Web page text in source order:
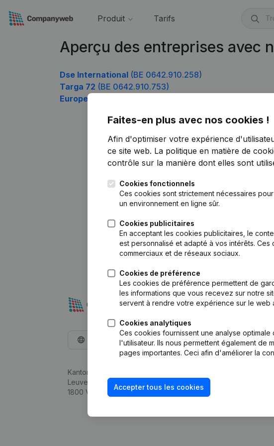
Produit Tarifs
Aperçu des entreprises avec
Dse International (BE 0642.910.258)
Targa 72 (BE 0642.910.753)
European Transportation Service
Faites-en plus avec nos cookies !
Afin d'optimiser votre expérience
ce site web. La politique en matière de
contrôle sur la manière dont elles sont
Cookies fonctionnels
Ces cookies sont strictement nécessaires
un environnement en ligne sûr.
Cookies publicitaires
En acceptant les cookies publicitaires, le
est personnalisé et adapté à vos intérêts.
commerciaux et de réseaux sociaux.
Cookies de préférence
Les cookies de préférence permettent de
les informations que vous recevez sur notre
servent à rendre votre expérience sur le web
Cookies analytiques
Ces cookies fournissent une analyse
l'utilisateur. Ils nous permettent également de
pages importantes. Ceci afin d'améliorer la
Accepter tous les cookies
Français
Kantorenpark Everest
Leuvensesteenweg 248D,
1800 Vilvoorde